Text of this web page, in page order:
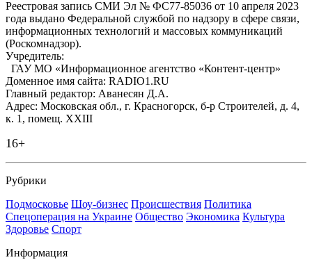
Реестровая запись СМИ Эл № ФС77-85036 от 10 апреля 2023
года выдано Федеральной службой по надзору в сфере связи,
информационных технологий и массовых коммуникаций
(Роскомнадзор).
Учредитель:
ГАУ МО «Информационное агентство «Контент-центр»
Доменное имя сайта: RADIO1.RU
Главный редактор: Аванесян Д.А.
Адрес: Московская обл., г. Красногорск, б-р Строителей, д. 4,
к. 1, помещ. XXIII
16+
Рубрики
Подмосковье Шоу-бизнес Происшествия Политика
Спецоперация на Украине Общество Экономика Культура
Здоровье Спорт
Информация